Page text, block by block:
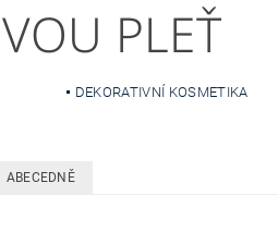
PLEŤ
DEKORATIVNÍ KOSMETIKA
ABECEDNĚ